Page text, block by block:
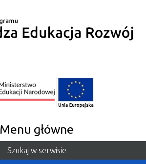
Menu główne
Szukaj w serwisie